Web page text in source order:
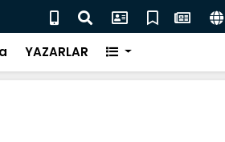
transferi için İngiliz medyası ne diyor?
YAZARLAR